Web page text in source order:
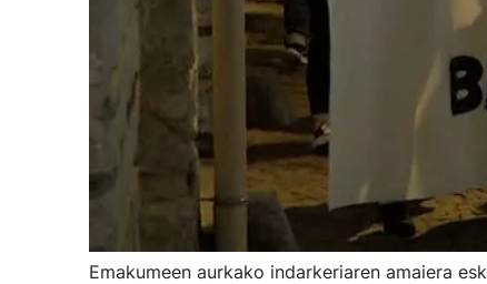
Emakumeen aurkako indarkeriaren amaiera